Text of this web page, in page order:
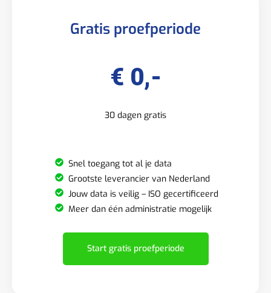
Gratis proefperiode
€ 0,-
30 dagen gratis
Snel toegang tot al je data
Grootste leverancier van Nederland
Jouw data is veilig – ISO gecertificeerd
Meer dan één administratie mogelijk
Start gratis proefperiode